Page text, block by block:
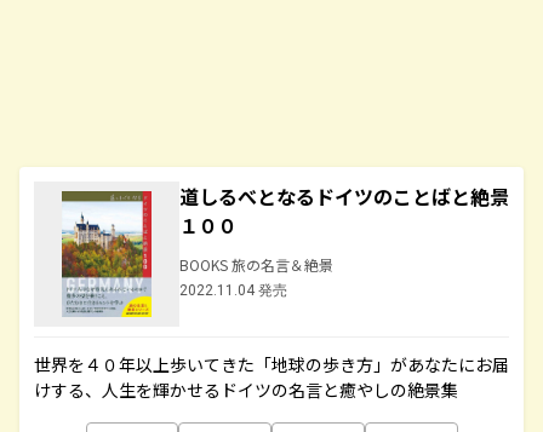
道しるべとなるドイツのことばと絶景
１００
BOOKS 旅の名言＆絶景
2022.11.04 発売
世界を４０年以上歩いてきた「地球の歩き方」があなたにお届
けする、人生を輝かせるドイツの名言と癒やしの絶景集